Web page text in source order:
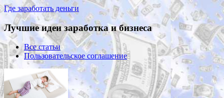
Где заработать деньги
Лучшие идеи заработка и бизнеса
Все статьи
Пользовательское соглашение